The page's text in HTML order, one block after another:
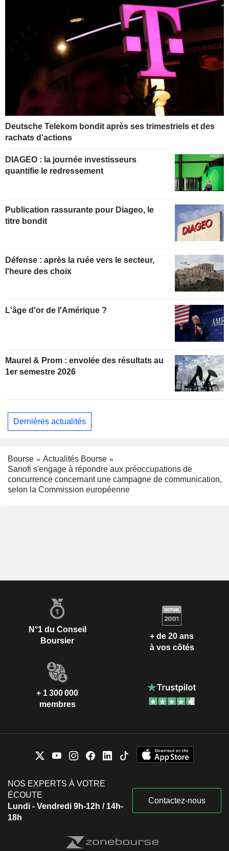
Deutsche Telekom bondit après ses trimestriels et des
rachats d'actions
DIAGEO : la journée investisseurs
quantifie le redressement
Publication rassurante pour Diageo, le
titre bondit
Défense : après la ruée vers le secteur,
l'heure des choix
L'âge d'or de l'Amérique ?
Maurel & Prom : envolée des résultats au
1er semestre 2026
Dernières actualités
Bourse
Actualités Bourse
Sanofi s'engage à répondre aux préoccupations de
concurrence concernant une campagne de communication,
selon la Commission européenne
N°1 du Conseil
Boursier
+ de 20 ans
à vos côtés
+ 1 300 000
membres
NOS EXPERTS À VOTRE
ÉCOUTE
Lundi - Vendredi 9h-12h / 14h-
18h
Contactez-nous